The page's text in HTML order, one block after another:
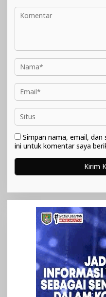
Simpan nama, email,
ini untuk komentar saya